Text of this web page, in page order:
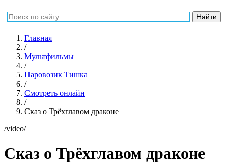
Главная
/
Мультфильмы
/
Паровозик Тишка
/
Смотреть онлайн
/
Сказ о Трёхглавом драконе
/video/
Сказ о Трёхглавом драконе